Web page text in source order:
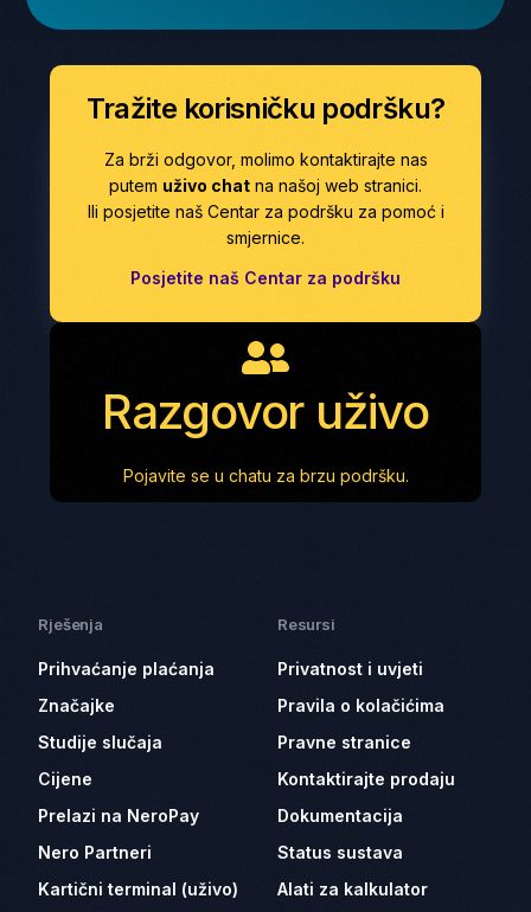
Tražite korisničku podršku?
Za brži odgovor, molimo kontaktirajte nas
putem uživo chat na našoj web stranici.
Ili posjetite naš Centar za podršku za pomoć i
smjernice.
Posjetite naš Centar za podršku
Razgovor uživo
Pojavite se u chatu za brzu podršku.
Rješenja
Prihvaćanje plaćanja
Značajke
Studije slučaja
Cijene
Prelazi na NeroPay
Nero Partneri
Kartični terminal (uživo)
Resursi
Privatnost i uvjeti
Pravila o kolačićima
Pravne stranice
Kontaktirajte prodaju
Dokumentacija
Status sustava
Alati za kalkulator